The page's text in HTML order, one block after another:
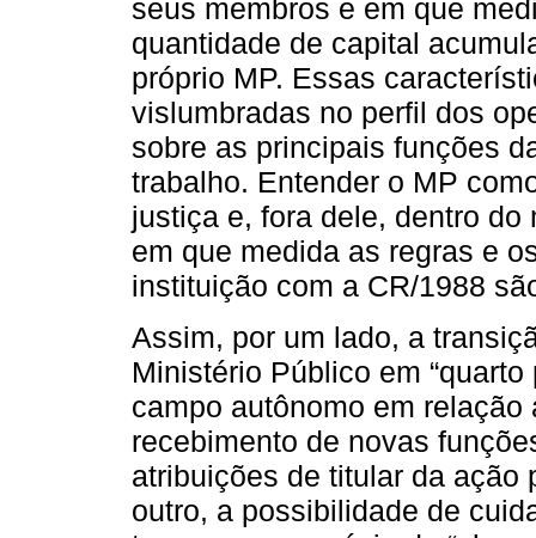
seus membros e em que
quantidade de capital
próprio MP. Essas
vislumbradas no perfil dos
sobre as principais funções
trabalho. Entender o MP
justiça e, fora dele, dentro
em que medida as regras e
instituição com a CR/1988
Assim, por um lado, a
Ministério Público em
campo autônomo em
recebimento de novas
atribuições de titular da ação
outro, a possibilidade de